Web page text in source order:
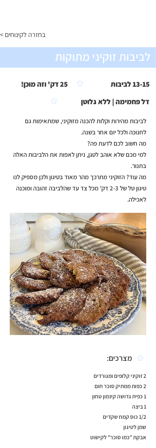
< בחזרה לקינוחים
לביבות זוקיני מתוקות
13-15 לביבות
דל פחמימה | ללא גלוטן
25 דק' וזה מוכן!
לביבות מהירות וקלות להכנה מזוקיני, שמתאימות גם
לחנוכה ולכל יום אחר בשנה.
מה חשוב לכם לדעת פה?
למי מכם שלא אוהב לטגן, ניתן לאפות את הלביבות האלה
בתנור.
מה עוד? הזוקיני מתרכך מהר מאוד בטיגון ולכן מספיק לנו
טיגון טל של 2-3 דק' מכל צד עד שהלביבה זהובה ומוכנה
לאכילה.
מצרכים:
2 זוקיני קלופים ומגורדים
2 כפות ממתיק סוכר חום
1 כפית גדושה קינמון טחון
1 ביצה
1/2 כוס קמח שקדים
שמן לטיגון
אבקת "כמו סוכר" לקישוט